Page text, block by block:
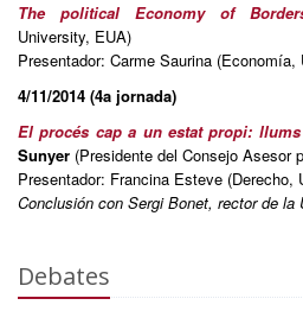
The political Economy of
University, EUA)
Presentador: Carme Saurina (Economía,
4/11/2014 (4a jornada)
El procés cap a un estat propi:
Sunyer (Presidente del Consejo Asesor
Presentador: Francina Esteve (Derecho,
Conclusión con Sergi Bonet, rector de la
Debates